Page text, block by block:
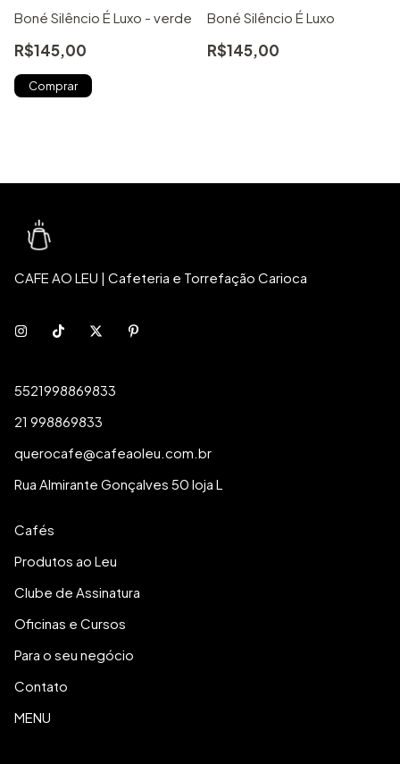
Boné Silêncio É Luxo - verde
R$145,00
Boné Silêncio É Luxo
R$145,00
CAFE AO LEU | Cafeteria e Torrefação Carioca
5521998869833
21 998869833
querocafe@cafeaoleu.com.br
Rua Almirante Gonçalves 50 loja L
Cafés
Produtos ao Leu
Clube de Assinatura
Oficinas e Cursos
Para o seu negócio
Contato
MENU